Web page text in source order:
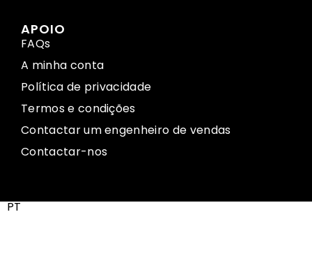
APOIO
FAQs
A minha conta
Política de privacidade
Termos e condições
Contactar um engenheiro de vendas
Contactar-nos
PT